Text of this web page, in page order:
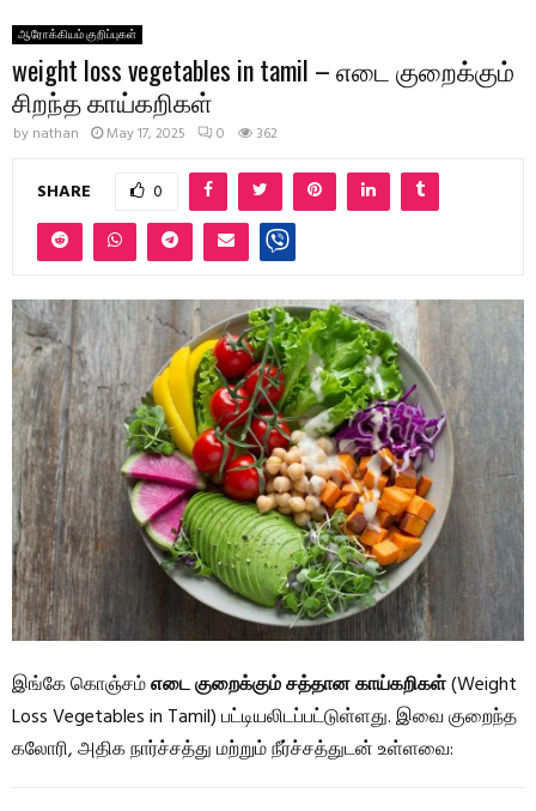
ஆரோக்கியம் குறிப்புகள்
weight loss vegetables in tamil – எடை குறைக்கும்
சிறந்த காய்கறிகள்
by nathan May 17, 2025 0 362
SHARE 0
இங்கே கொஞ்சம்எடை குறைக்கும் சத்தான காய்கறிகள்(Weight
Loss Vegetables in Tamil) பட்டியலிடப்பட்டுள்ளது. இவை குறைந்த
கலோரி, அதிக நார்ச்சத்து மற்றும் நீர்ச்சத்துடன் உள்ளவை: